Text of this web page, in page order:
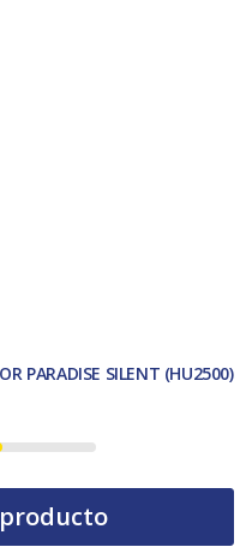
PARADISE SILENT (HU2500)